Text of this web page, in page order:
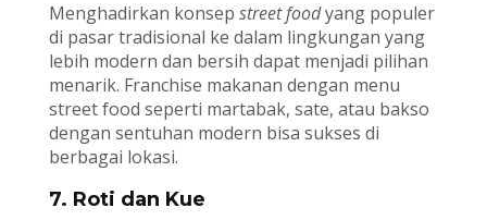
Menghadirkan konsep street foodyang populer
di pasar tradisional ke dalam lingkungan yang
lebih modern dan bersih dapat menjadi pilihan
menarik. Franchise makanan dengan menu
street food seperti martabak, sate, atau bakso
dengan sentuhan modern bisa sukses di
berbagai lokasi.
7. Roti dan Kue